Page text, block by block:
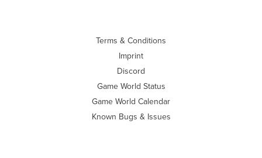
Terms & Conditions
Imprint
Discord
Game World Status
Game World Calendar
Known Bugs & Issues